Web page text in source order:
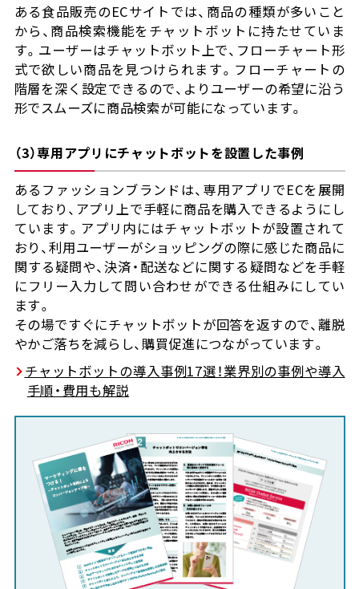
ある食品販売のECサイトでは、商品の種類が多いこと
から、商品検索機能をチャットボットに持たせていま
す。ユーザーはチャットボット上で、フローチャート形
式で欲しい商品を見つけられます。フローチャートの
階層を深く設定できるので、よりユーザーの希望に沿う
形でスムーズに商品検索が可能になっています。
（3）専用アプリにチャットボットを設置した事例
あるファッションブランドは、専用アプリでECを展開
しており、アプリ上で手軽に商品を購入できるようにし
ています。アプリ内にはチャットボットが設置されて
おり、利用ユーザーがショッピングの際に感じた商品に
関する疑問や、決済・配送などに関する疑問などを手軽
にフリー入力して問い合わせができる仕組みにしてい
ます。
その場ですぐにチャットボットが回答を返すので、離脱
やかご落ちを減らし、購買促進につながっています。
チャットボットの導入事例17選！業界別の事例や導入
手順・費用も解説